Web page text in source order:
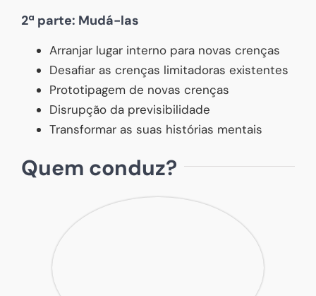
2ª parte: Mudá-las
Arranjar lugar interno para novas crenças
Desafiar as crenças limitadoras existentes
Prototipagem de novas crenças
Disrupção da previsibilidade
Transformar as suas histórias mentais
Quem conduz?